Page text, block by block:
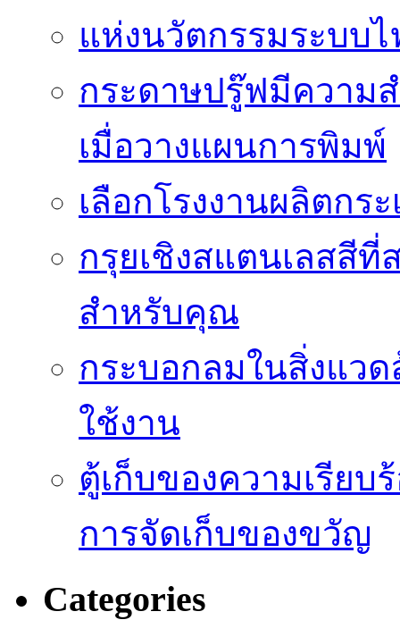
แห่งนวัตกรรมระบบ
กระดาษปรู๊ฟมีความ
เมื่อวางแผนการพิมพ์
เลือกโรงงานผลิตก
กรุยเชิงสแตนเลสสี
สำหรับคุณ
กระบอกลมในสิ่งแว
ใช้งาน
ตู้เก็บของความเรีย
การจัดเก็บของขวัญ
Categories